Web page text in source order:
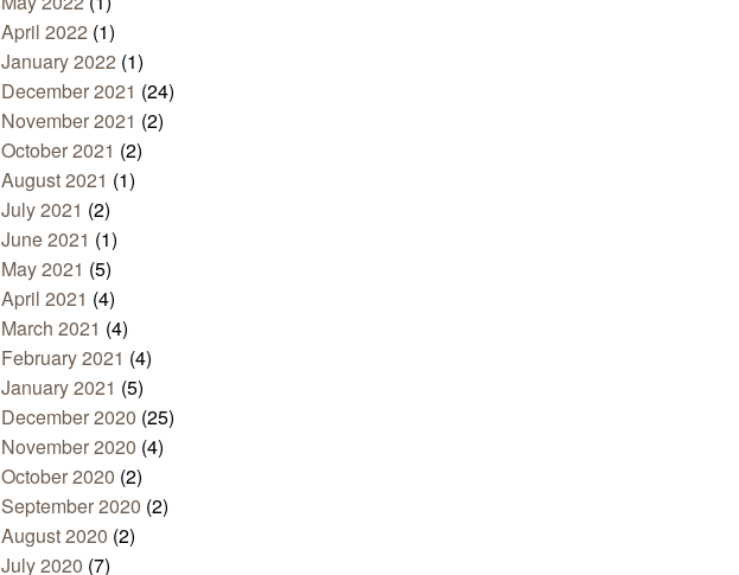
April 2022 (1)
January 2022 (1)
December 2021 (24)
November 2021 (2)
October 2021 (2)
August 2021 (1)
July 2021 (2)
June 2021 (1)
May 2021 (5)
April 2021 (4)
March 2021 (4)
February 2021 (4)
January 2021 (5)
December 2020 (25)
November 2020 (4)
October 2020 (2)
September 2020 (2)
August 2020 (2)
July 2020 (7)